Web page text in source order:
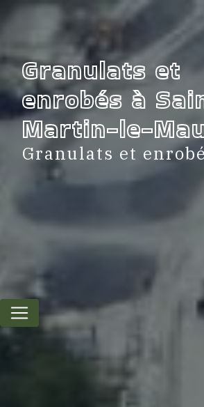
Granulats et
enrobés à
Martin-le-
Granulats et
Panneau de gestion des cookies